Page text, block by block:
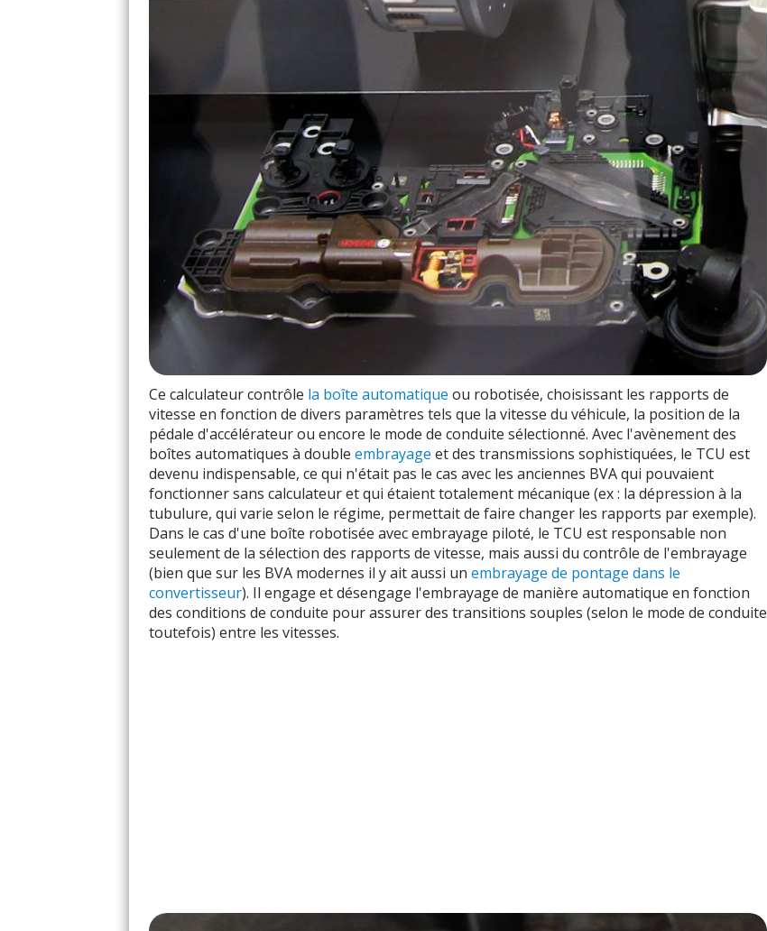
Ce calculateur contrôle la boîte automatique ou robotisée, choisissant les rapports de
vitesse en fonction de divers paramètres tels que la vitesse du véhicule, la position de la
pédale d'accélérateur ou encore le mode de conduite sélectionné. Avec l'avènement des
boîtes automatiques à double embrayage et des transmissions sophistiquées, le TCU est
devenu indispensable, ce qui n'était pas le cas avec les anciennes BVA qui pouvaient
fonctionner sans calculateur et qui étaient totalement mécanique (ex : la dépression à la
tubulure, qui varie selon le régime, permettait de faire changer les rapports par exemple).
Dans le cas d'une boîte robotisée avec embrayage piloté, le TCU est responsable non
seulement de la sélection des rapports de vitesse, mais aussi du contrôle de l'embrayage
(bien que sur les BVA modernes il y ait aussi un embrayage de pontage dans le
convertisseur). Il engage et désengage l'embrayage de manière automatique en fonction
des conditions de conduite pour assurer des transitions souples (selon le mode de conduite
toutefois) entre les vitesses.